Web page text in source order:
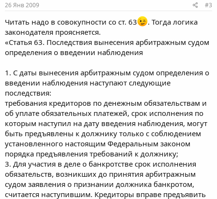
26 Янв 2009 #3
Читать надо в совокупности со ст. 63
. Тогда логика
законодателя проясняется.
«Статья 63. Последствия вынесения арбитражным судом
определения о введении наблюдения
1. С даты вынесения арбитражным судом определения о
введении наблюдения наступают следующие
последствия:
требования кредиторов по денежным обязательствам и
об уплате обязательных платежей, срок исполнения по
которым наступил на дату введения наблюдения, могут
быть предъявлены к должнику только с соблюдением
установленного настоящим Федеральным законом
порядка предъявления требований к должнику;
3. Для участия в деле о банкротстве срок исполнения
обязательств, возникших до принятия арбитражным
судом заявления о признании должника банкротом,
считается наступившим. Кредиторы вправе предъявить